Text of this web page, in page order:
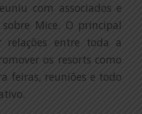
com associados e
Mice. O principal
relações entre toda a
os resorts como
feiras, reuniões e todo